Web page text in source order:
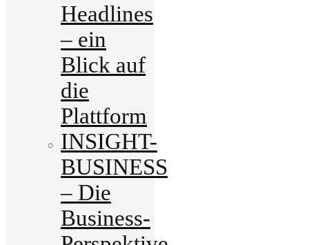
Headlines
– ein
Blick auf
die
Plattform
INSIGHT-
BUSINESS
– Die
Business-